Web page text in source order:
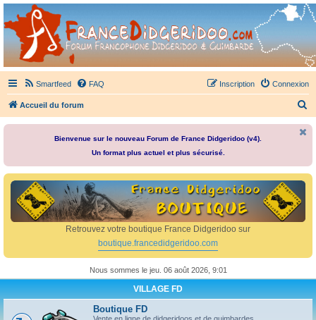
France Didgeridoo
Didgeridoo et Guimbarde sur France Didgeridoo - retrouvez la communauté.
Smartfeed FAQ Connexion
Inscription
Accueil du forum
e
r
Bienvenue sur le nouveau Forum de France Didgeridoo (v4).
Un format plus actuel et plus sécurisé.
Retrouvez votre boutique France Didgeridoo sur
boutique.francedidgeridoo.com
Nous sommes le jeu. 06 août 2026, 9:01
VILLAGE FD
Boutique FD